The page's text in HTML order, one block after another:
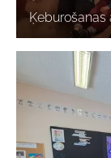
Ķeburošanas